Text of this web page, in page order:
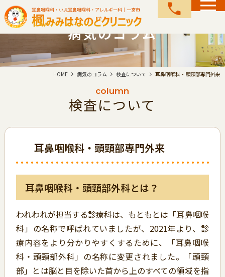
耳鼻咽喉科・小児耳鼻咽喉科・アレルギー科｜一宮市 call
病気のコラム
HOME 病気のコラム 検査について 耳鼻咽喉科・頭頸部専門外来
column
検査について
耳鼻咽喉科・頭頸部専門外来
耳鼻咽喉科・頭頸部外科とは？
われわれが担当する診療科は、もともとは「耳鼻咽喉
科」の名称で呼ばれていましたが、2021年より、診
療内容をより分かりやすくするために、「耳鼻咽喉
科・頭頸部外科」の名称に変更されました。「頭頸
部」とは脳と目を除いた首から上のすべての領域を指